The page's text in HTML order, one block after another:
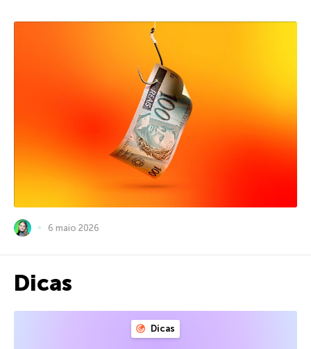
6 maio 2026
Dicas
Dicas